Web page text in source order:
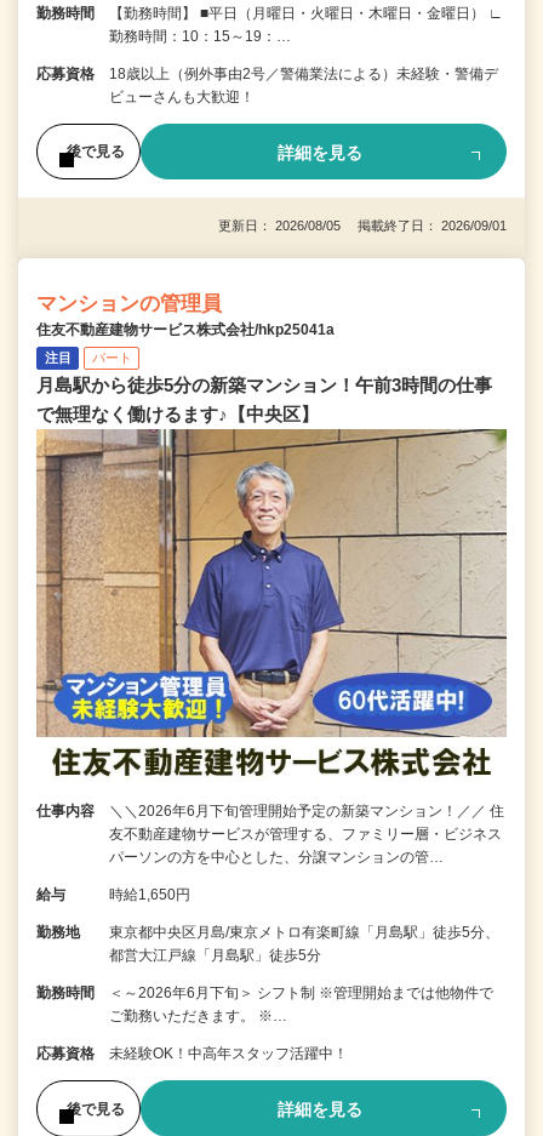
勤務時間
【勤務時間】 ■平日（月曜日・火曜日・木曜日・金曜日） ∟
勤務時間：10：15～19：…
応募資格
18歳以上（例外事由2号／警備業法による）未経験・警備デ
ビューさんも大歓迎！
後で見る 詳細を見る
更新日： 2026/08/05 掲載終了日： 2026/09/01
マンションの管理員
住友不動産建物サービス株式会社/hkp25041a
注目 パート
月島駅から徒歩5分の新築マンション！午前3時間の仕事
で無理なく働けるます♪【中央区】
仕事内容
＼＼2026年6月下旬管理開始予定の新築マンション！／／ 住
友不動産建物サービスが管理する、ファミリー層・ビジネス
パーソンの方を中心とした、分譲マンションの管…
給与 時給1,650円
勤務地
東京都中央区月島/東京メトロ有楽町線「月島駅」徒歩5分、
都営大江戸線「月島駅」徒歩5分
勤務時間
＜～2026年6月下旬＞ シフト制 ※管理開始までは他物件で
ご勤務いただきます。 ※…
応募資格 未経験OK！中高年スタッフ活躍中！
後で見る 詳細を見る